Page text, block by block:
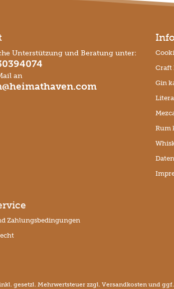
Unterstützung und Beratung unter:
an
Craft
Gin
Rum
Zahlungsbedingungen
gesetzl. Mehrwertsteuer zzgl. Versandkostenund ggf.